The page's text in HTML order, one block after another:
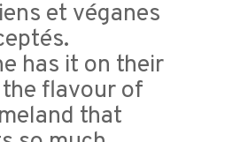
et véganes
has it on their
flavour of
that